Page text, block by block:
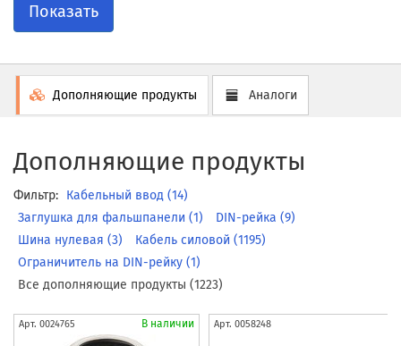
Показать
Дополняющие продукты Аналоги
Дополняющие продукты
Фильтр: Кабельный ввод (14)
Заглушка для фальшпанели (1)
DIN-рейка (9)
Шина нулевая (3)
Кабель силовой (1195)
Ограничитель на DIN-рейку (1)
Все дополняющие продукты (1223)
Арт. 0024765 В наличии Арт. 0058248